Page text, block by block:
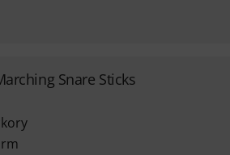
Snare Sticks